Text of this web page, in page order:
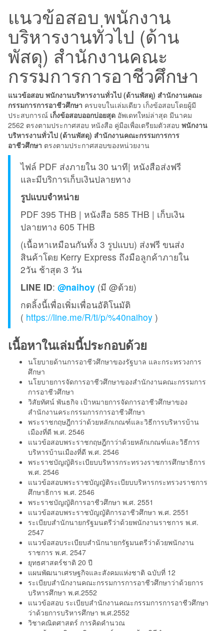
อาชีวศึกษา
ชิ้น
แนวข้อสอบ พนักงาน
บริหารงานทั่วไป (ด้าน
พัสดุ) สำนักงานคณะ
กรรมการการอาชีวศึกษา
แนวข้อสอบ พนักงานบริหารงานทั่วไป (ด้านพัสดุ) สำนักงานคณะ
กรรมการการอาชีวศึกษา ครบจบในเล่มเดียว เก็งข้อสอบโดยผู้มี
ประสบการณ์ เก็งข้อสอบออกบ่อยสุด อัพเดทใหม่ล่าสุด มีนาคม
2562 ตรงตามประกาศสอบ หนังสือ คู่มือเพื่อเตรียมตัวสอบ พนักงาน
บริหารงานทั่วไป (ด้านพัสดุ) สำนักงานคณะกรรมการการ
อาชีวศึกษา ตรงตามประกาศสอบของหน่วยงาน
ไฟล์ PDF ส่งภายใน 30 นาที| หนังสือส่งฟรี
และมีบริการเก็บเงินปลายทาง
รูปแบบจำหน่าย
PDF 395 THB | หนังสือ 585 THB | เก็บเงิน
ปลายทาง 605 THB
(เนื้อหาเหมือนกันทั้ง 3 รูปแบบ) ส่งฟรี ขนส่ง
สินค้าโดย Kerry Express ถึงมือลูกค้าภายใน
2วัน ช้าสุด 3 วัน
LINE ID: @naihoy (มี @ด้วย)
กดลิ้งนี้เพื่อเพิ่มเพื่อนอัติโนมัติ
( https://line.me/R/ti/p/%40naihoy )
เนื้อหาในเล่มนี้ประกอบด้วย
นโยบายด้านการอาชีวศึกษาของรัฐบาล และกระทรวงการ
ศึกษา
นโยบายการจัดการอาชีวศึกษาของสำนักงานคณะกรรมการ
การอาชีวศึกษา
วิสัยทัศน์ พันธกิจ เป้าหมายการจัดการอาชีวศึกษาของ
สำนักงานคระกรรมการการอาชีวศึกษา
พระราชกฤษฎีกาว่าด้วยหลักเกณฑ์และวิธีการบริหารบ้าน
เมืองที่ดี พ.ศ. 2546
แนวข้อสอบพระราชกฤษฎีกาว่าด้วยหลักเกณฑ์และวิธีการ
บริหารบ้านเมืองที่ดี พ.ศ. 2546
พระราชบัญญัติระเบียบบริหารกระทรวงราชการศึกษาธิการ
พ.ศ. 2546
แนวข้อสอบพระราชบัญญัติระเบียบบริหารกระทรวงราชการ
ศึกษาธิการ พ.ศ. 2546
พระราชบัญญัติการอาชีวศึกษา พ.ศ. 2551
แนวข้อสอบพระราชบัญญัติการอาชีวศึกษา พ.ศ. 2551
ระเบียบสำนักนายกรัฐมนตรีว่าด้วยพนักงานราชการ พ.ศ.
2547
แนวข้อสอบระเบียบสำนักนายกรัฐมนตรีว่าด้วยพนักงาน
ราชการ พ.ศ. 2547
ยุทธศาสตร์ชาติ 20 ปี
แผนพัฒนาเศรษฐกิจและสังคมแห่งชาติ ฉบับที่ 12
ระเบียบสำนักงานคณะกรรมการการอาชีวศึกษาว่าด้วยการ
บริหารศึกษา พ.ศ.2552
แนวข้อสอบ ระเบียบสำนักงานคณะกรรมการการอาชีวศึกษา
ว่าด้วยการบริหารศึกษา พ.ศ.2552
วิชาคณิตศาสตร์ การคิดคำนวณ